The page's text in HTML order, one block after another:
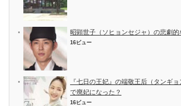
昭顕世子（ソヒョンセジャ）の悲劇的
16ビュー
『七日の王妃』の端敬王后（タンギ
で廃妃になった？
16ビュー